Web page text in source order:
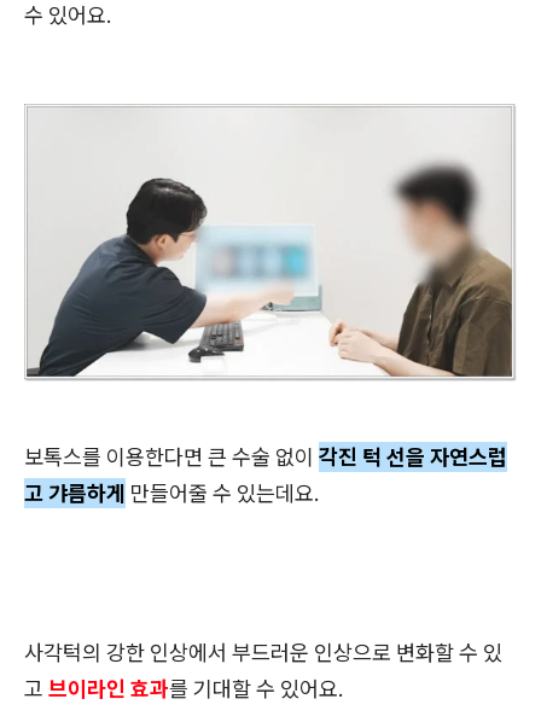
수 있어요.
보톡스를 이용한다면 큰 수술 없이 각진 턱 선을 자연스럽
고 갸름하게 만들어줄 수 있는데요.
사각턱의 강한 인상에서 부드러운 인상으로 변화할 수 있
고 브이라인 효과를 기대할 수 있어요.